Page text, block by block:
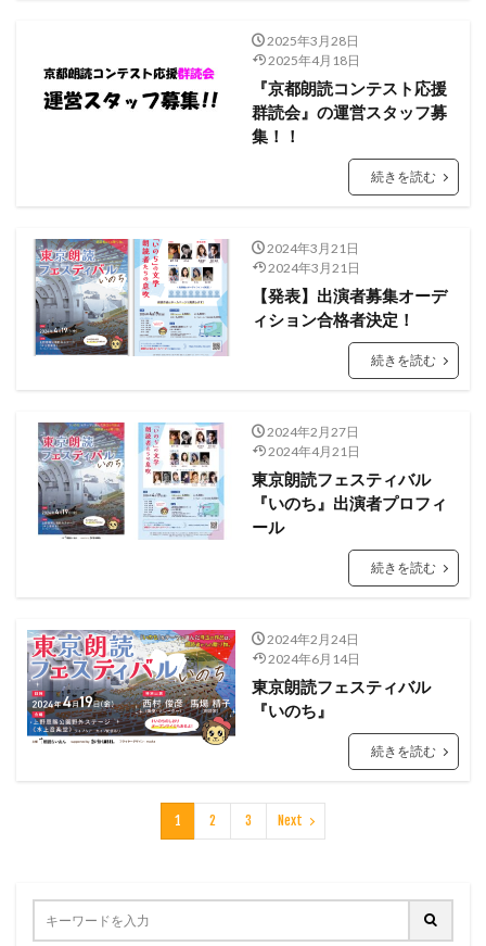
2025年3月28日
2025年4月18日
『京都朗読コンテスト応援
群読会』の運営スタッフ募
集！！
続きを読む
2024年3月21日
2024年3月21日
【発表】出演者募集オーデ
ィション合格者決定！
続きを読む
2024年2月27日
2024年4月21日
東京朗読フェスティバル
『いのち』出演者プロフィ
ール
続きを読む
2024年2月24日
2024年6月14日
東京朗読フェスティバル
『いのち』
続きを読む
1 2 3 Next